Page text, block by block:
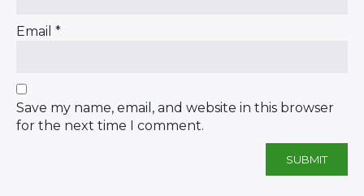
Email *
Save my name, email, and website in this browser
for the next time I comment.